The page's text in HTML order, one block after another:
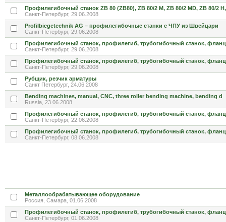
Профилегибочный станок ZB 80 (ZB80), ZB 80/2 M, ZB 80/2 MD, ZB 80/2 H,
Санкт-Петербург, 29.06.2008
Profilbiegetechnik AG – профилегибочные станки с ЧПУ из Швейцари
Санкт-Петербург, 29.06.2008
Профилегибочный станок, профилегиб, трубогибочный станок,
Санкт-Петербург, 29.06.2008
Профилегибочный станок, профилегиб, трубогибочный станок,
Санкт-Петербург, 29.06.2008
Рубщик, резчик арматуры
Санкт Петербург, 24.06.2008
Bending machines, manual, CNC, three roller bending machine, bending d
Russia, 23.06.2008
Профилегибочный станок, профилегиб, трубогибочный станок,
Санкт-Петербург, 22.06.2008
Профилегибочный станок, профилегиб, трубогибочный станок,
Санкт-Петербург, 08.06.2008
Металлообрабатывающее оборудование
Россия, Самара, 01.06.2008
Профилегибочный станок, профилегиб, трубогибочный станок,
Санкт-Петербург, 01.06.2008